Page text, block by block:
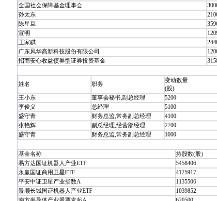
全国社会保障基金理事会
孙太东
陈星旦
宣明
王家骐
广东风华高新科技股份有限公司
招商安心收益债券型证券投资基金
姓名 职务
变动数量
(股)
王小东
董事会秘书,副总经理
5200
李俊义
总经理
5100
盛守青
财务总监,常务副总经理
4100
张艳辉
副总经理,经营部经理
2700
盛守青
财务总监,常务副总经理 1000
基金名称
持股数(股)
易方达国证机器人产业ETF
5458406
永赢国证商用卫星ETF
4125917
平安中证卫星产业指数A
1135506
景顺长城国证机器人产业ETF
1039852